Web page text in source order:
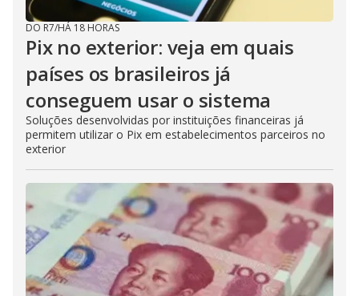
DO R7/HÁ 18 HORAS
Pix no exterior: veja em quais
países os brasileiros já
conseguem usar o sistema
Soluções desenvolvidas por instituições financeiras já
permitem utilizar o Pix em estabelecimentos parceiros no
exterior